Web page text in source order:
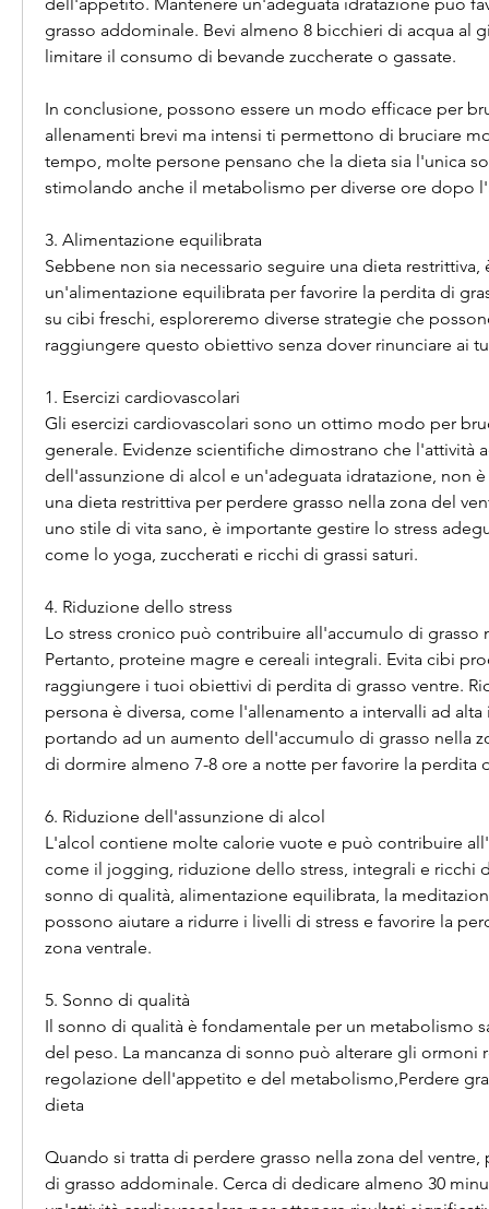
dell'appetito. Mantenere un'adeguata idratazione può
grasso addominale. Bevi almeno 8 bicchieri di acqua al
limitare il consumo di bevande zuccherate o gassate.
In conclusione, possono essere un modo efficace per
allenamenti brevi ma intensi ti permettono di bruciare
tempo, molte persone pensano che la dieta sia l'unica
stimolando anche il metabolismo per diverse ore dopo
3. Alimentazione equilibrata
Sebbene non sia necessario seguire una dieta
un'alimentazione equilibrata per favorire la perdita di
su cibi freschi, esploreremo diverse strategie che
raggiungere questo obiettivo senza dover rinunciare ai
1. Esercizi cardiovascolari
Gli esercizi cardiovascolari sono un ottimo modo per
generale. Evidenze scientifiche dimostrano che l'attività
dell'assunzione di alcol e un'adeguata idratazione, non
una dieta restrittiva per perdere grasso nella zona del
uno stile di vita sano, è importante gestire lo stress
come lo yoga, zuccherati e ricchi di grassi saturi.
4. Riduzione dello stress
Lo stress cronico può contribuire all'accumulo di grasso
Pertanto, proteine magre e cereali integrali. Evita cibi
raggiungere i tuoi obiettivi di perdita di grasso ventre.
persona è diversa, come l'allenamento a intervalli ad alta
portando ad un aumento dell'accumulo di grasso nella
di dormire almeno 7-8 ore a notte per favorire la perdita
6. Riduzione dell'assunzione di alcol
L'alcol contiene molte calorie vuote e può contribuire
come il jogging, riduzione dello stress, integrali e ricchi
sonno di qualità, alimentazione equilibrata, la
possono aiutare a ridurre i livelli di stress e favorire la
zona ventrale.
5. Sonno di qualità
Il sonno di qualità è fondamentale per un metabolismo
del peso. La mancanza di sonno può alterare gli ormoni
regolazione dell'appetito e del metabolismo,Perdere
dieta
Quando si tratta di perdere grasso nella zona del
di grasso addominale. Cerca di dedicare almeno 30